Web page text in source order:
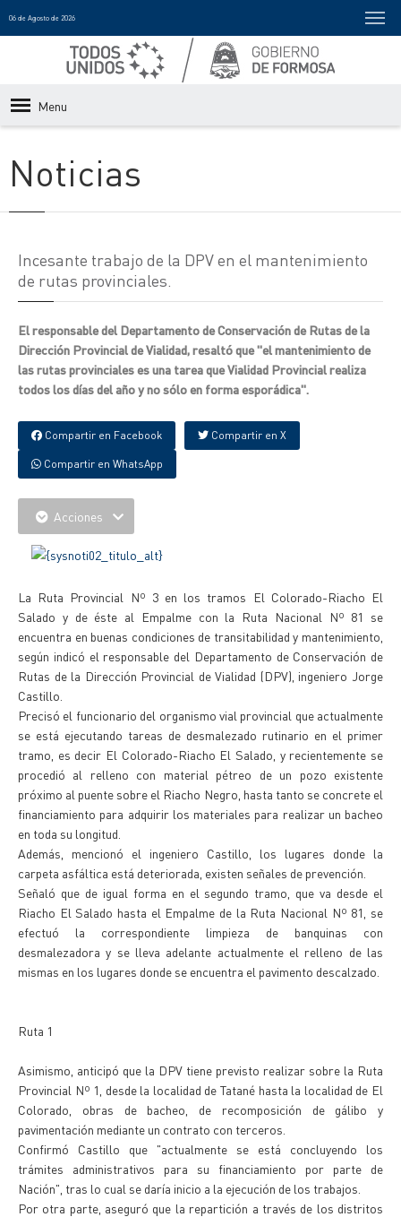
06 de Agosto de 2026
Menu
Noticias
Incesante trabajo de la DPV en el mantenimiento
de rutas provinciales.
El responsable del Departamento de Conservación de Rutas de la
Dirección Provincial de Vialidad, resaltó que "el mantenimiento de
las rutas provinciales es una tarea que Vialidad Provincial realiza
todos los días del año y no sólo en forma esporádica".
Compartir en Facebook Compartir en X
Compartir en WhatsApp
Acciones
La Ruta Provincial Nº 3 en los tramos El Colorado-Riacho El
Salado y de éste al Empalme con la Ruta Nacional Nº 81 se
encuentra en buenas condiciones de transitabilidad y mantenimiento,
según indicó el responsable del Departamento de Conservación de
Rutas de la Dirección Provincial de Vialidad (DPV), ingeniero Jorge
Castillo.
Precisó el funcionario del organismo vial provincial que actualmente
se está ejecutando tareas de desmalezado rutinario en el primer
tramo, es decir El Colorado-Riacho El Salado, y recientemente se
procedió al relleno con material pétreo de un pozo existente
próximo al puente sobre el Riacho Negro, hasta tanto se concrete el
financiamiento para adquirir los materiales para realizar un bacheo
en toda su longitud.
Además, mencionó el ingeniero Castillo, los lugares donde la
carpeta asfáltica está deteriorada, existen señales de prevención.
Señaló que de igual forma en el segundo tramo, que va desde el
Riacho El Salado hasta el Empalme de la Ruta Nacional Nº 81, se
efectuó la correspondiente limpieza de banquinas con
desmalezadora y se lleva adelante actualmente el relleno de las
mismas en los lugares donde se encuentra el pavimento descalzado.
Ruta 1
Asimismo, anticipó que la DPV tiene previsto realizar sobre la Ruta
Provincial Nº 1, desde la localidad de Tatané hasta la localidad de El
Colorado, obras de bacheo, de recomposición de gálibo y
pavimentación mediante un contrato con terceros.
Confirmó Castillo que "actualmente se está concluyendo los
trámites administrativos para su financiamiento por parte de
Nación", tras lo cual se daría inicio a la ejecución de los trabajos.
Por otra parte, aseguró que la repartición a través de los distritos